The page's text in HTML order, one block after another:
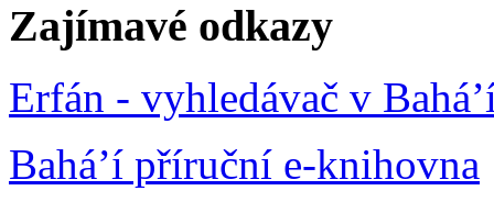
Zajímavé odkazy
Erfán - vyhledávač v
Bahá’í příruční e-knihovna